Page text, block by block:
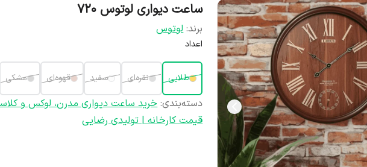
ساعت دیواری لوتوس ۷۲۰
برند: لوتوس
اعداد
طلایی نقره‌ای سفید قهوه‌ای مشکی
دسته‌بندی:خرید ساعت دیواری مدرن، لوکس و
قیمت کارخانه | تولیدی رضایی